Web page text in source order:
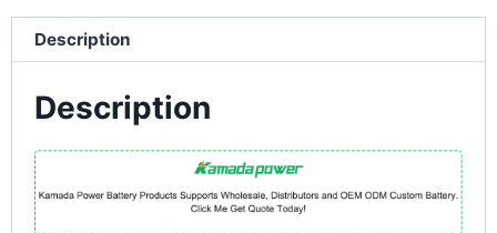
Description
Description